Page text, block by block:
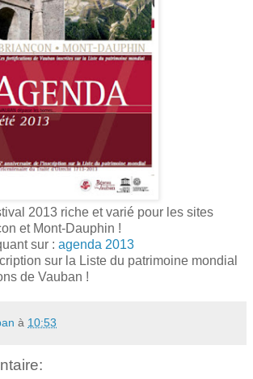
2013 riche et varié pour les sites
et Mont-Dauphin !
sur : agenda 2013
sur la Liste du patrimoine mondial
de Vauban !
à 10:53